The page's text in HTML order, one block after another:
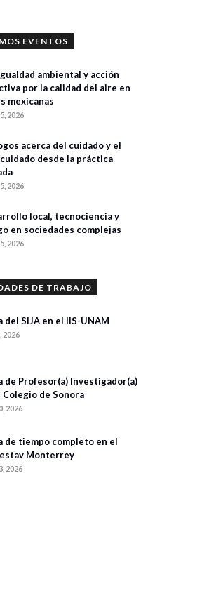
EVENTOS
ambiental y acción
por la calidad del aire en
mexicanas
2026
acerca del cuidado y el
desde la práctica
2026
local, tecnociencia y
en sociedades complejas
2026
DE TRABAJO
del SIJA en el IIS-UNAM
2026
de Profesor(a) Investigador(a)
Colegio de Sonora
2026
de tiempo completo en el
Monterrey
2026